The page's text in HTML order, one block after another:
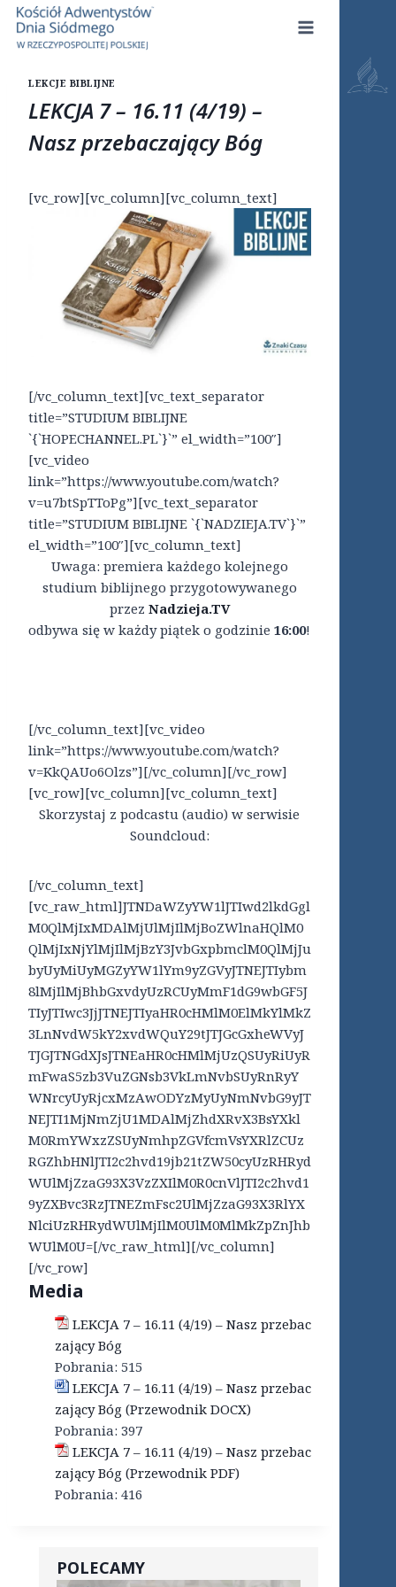
Przejdź
treści
LEKCJE BIBLIJNE
LEKCJA 7 – 16.11 (4/19) –
Nasz przebaczający Bóg
[vc_row][vc_column][vc_column_text]
[/vc_column_text][vc_text_separator
title=”STUDIUM BIBLIJNE
`{`HOPECHANNEL.PL`}`” el_width=”100″]
[vc_video
link=”https://www.youtube.com/watch?
v=u7btSpTToPg”][vc_text_separator
title=”STUDIUM BIBLIJNE `{`NADZIEJA.TV`}`”
el_width=”100″][vc_column_text]
Uwaga: premiera każdego kolejnego
studium biblijnego przygotowywanego
przez Nadzieja.TV
odbywa się w każdy piątek o godzinie 16:00!
[/vc_column_text][vc_video
link=”https://www.youtube.com/watch?
v=KkQAUo6Olzs”][/vc_column][/vc_row]
[vc_row][vc_column][vc_column_text]
Skorzystaj z podcastu (audio) w serwisie
Soundcloud:
[/vc_column_text]
[vc_raw_html]JTNDaWZyYW1lJTIwd2lkdGgl
M0QlMjIxMDAlMjUlMjIlMjBoZWlnaHQlM0
QlMjIxNjYlMjIlMjBzY3JvbGxpbmclM0QlMjJu
byUyMiUyMGZyYW1lYm9yZGVyJTNEJTIybm
8lMjIlMjBhbGxvdyUzRCUyMmF1dG9wbGF5J
TIyJTIwc3JjJTNEJTIyaHR0cHMlM0ElMkYlMkZ
3LnNvdW5kY2xvdWQuY29tJTJGcGxheWVyJ
TJGJTNGdXJsJTNEaHR0cHMlMjUzQSUyRiUyR
mFwaS5zb3VuZGNsb3VkLmNvbSUyRnRyY
WNrcyUyRjcxMzAwODYzMyUyNmNvbG9yJT
NEJTI1MjNmZjU1MDAlMjZhdXRvX3BsYXkl
M0RmYWxzZSUyNmhpZGVfcmVsYXRlZCUz
RGZhbHNlJTI2c2hvd19jb21tZW50cyUzRHRyd
WUlMjZzaG93X3VzZXIlM0R0cnVlJTI2c2hvd1
9yZXBvc3RzJTNEZmFsc2UlMjZzaG93X3RlYX
NlciUzRHRydWUlMjIlM0UlM0MlMkZpZnJhb
WUlM0U=[/vc_raw_html][/vc_column]
[/vc_row]
Media
LEKCJA 7 – 16.11 (4/19) – Nasz przebac
zający Bóg
Pobrania: 515
LEKCJA 7 – 16.11 (4/19) – Nasz przebac
zający Bóg (Przewodnik DOCX)
Pobrania: 397
LEKCJA 7 – 16.11 (4/19) – Nasz przebac
zający Bóg (Przewodnik PDF)
Pobrania: 416
POLECAMY